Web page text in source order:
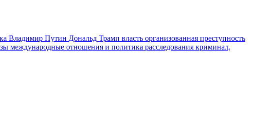
Владимир Путин Дональд Трамп власть организованная преступность
международные отношения и политика расследования криминал,